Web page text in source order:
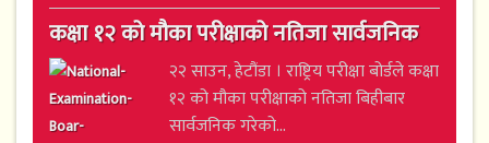
कक्षा १२ को मौका परीक्षाको नतिजा सार्वजनिक
२२ साउन, हेटौंडा । राष्ट्रिय परीक्षा बोर्डले कक्षा
१२ को मौका परीक्षाको नतिजा बिहीबार
सार्वजनिक गरेको...